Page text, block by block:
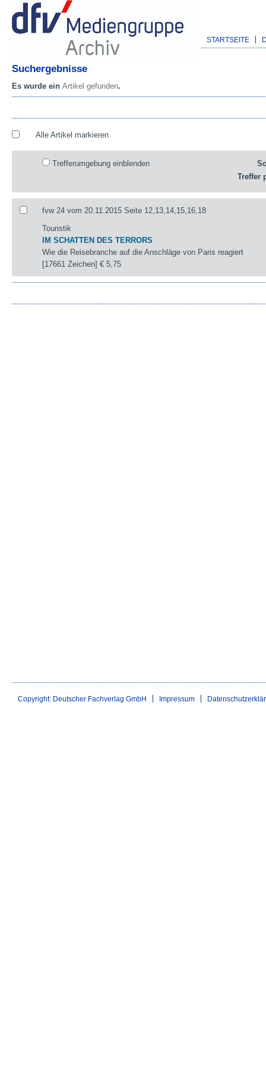
STARTSEITE
Suchergebnisse
Es wurde ein Artikel gefunden.
Alle Artikel markieren
Trefferumgebung einblenden
Treffer
fvw 24 vom 20.11.2015 Seite 12,13,14,15,16,18
Touristik
IM SCHATTEN DES TERRORS
Wie die Reisebranche auf die Anschläge von Paris reagiert
[17661 Zeichen]€ 5,75
Copyright: Deutscher Fachverlag GmbH Impressum